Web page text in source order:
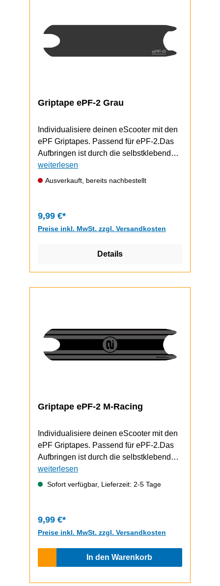
Griptape ePF-2 Grau
Individualisiere deinen eScooter mit den
ePF Griptapes. Passend für ePF-2.Das
Aufbringen ist durch die selbstklebende
Unterseite schnell und einfach
durchzuführen.Video zum Griptape-
weiterlesen
Ausverkauft, bereits nachbestellt
9,99 €*
Preise inkl. MwSt. zzgl. Versandkosten
Details
Griptape ePF-2 M-Racing
Individualisiere deinen eScooter mit den
ePF Griptapes. Passend für ePF-2.Das
Aufbringen ist durch die selbstklebende
Unterseite schnell und einfach
durchzuführen.Video zum Griptape-
weiterlesen
Sofort verfügbar, Lieferzeit: 2-5 Tage
9,99 €*
Preise inkl. MwSt. zzgl. Versandkosten
In den Warenkorb